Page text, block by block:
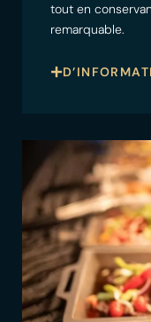
tout en
remarquable.